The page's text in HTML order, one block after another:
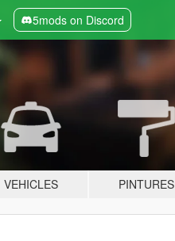
5mods on Discord
VEHICLES PINTURES